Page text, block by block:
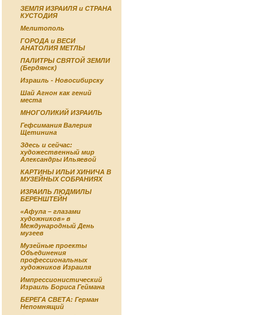
ЗЕМЛЯ ИЗРАИЛЯ и СТРАНА
КУСТОДИЯ
Мелитополь
ГОРОДА и ВЕСИ
АНАТОЛИЯ МЕТЛЫ
ПАЛИТРЫ СВЯТОЙ ЗЕМЛИ
(Бердянск)
Израиль - Новосибирску
Шай Агнон как гений
места
МНОГОЛИКИЙ ИЗРАИЛЬ
Гефсимания Валерия
Щетинина
Здесь и сейчас:
художественный мир
Александры Ильяевой
КАРТИНЫ ИЛЬИ ХИНИЧА В
МУЗЕЙНЫХ СОБРАНИЯХ
ИЗРАИЛЬ ЛЮДМИЛЫ
БЕРЕНШТЕЙН
«Афула – глазами
художников» в
Международный День
музеев
Музейные проекты
Объединения
профессиональных
художников Израиля
Импрессионистический
Израиль Бориса Геймана
БЕРЕГА СВЕТА: Герман
Непомнящий